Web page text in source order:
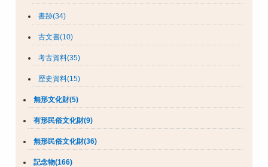
書跡(34)
古文書(10)
考古資料(35)
歴史資料(15)
無形文化財(5)
有形民俗文化財(9)
無形民俗文化財(36)
記念物(166)